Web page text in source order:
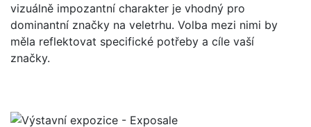
vizuálně impozantní charakter je vhodný pro
dominantní značky na veletrhu. Volba mezi nimi by
měla reflektovat specifické potřeby a cíle vaší
značky.